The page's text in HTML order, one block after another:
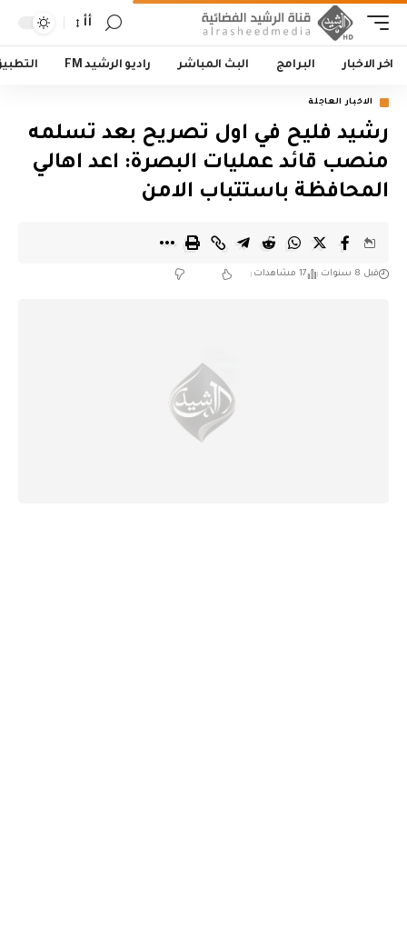
أأ
اخر الاخبار البرامج البث المباشر راديو الرشيد FM
الاخبار العاجلة
رشيد فليح في اول تصريح بعد تسلمه
منصب قائد عمليات البصرة: اعد اهالي
المحافظة باستتباب الامن
قبل 8 سنوات 17 مشاهدات